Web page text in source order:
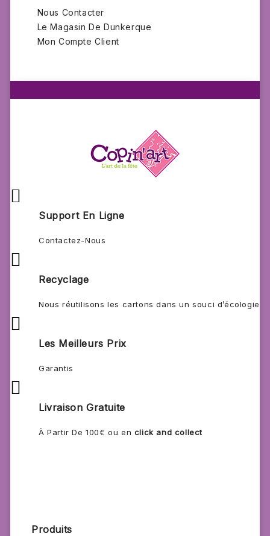
Nous Contacter
Le Magasin De Dunkerque
Mon Compte Client

Support En Ligne
Contactez-Nous

Recyclage
Nous réutilisons les cartons dans un souci d’écologie

Les Meilleurs Prix
Garantis

Livraison Gratuite
À Partir De 100€ ou en click and collect
Produits